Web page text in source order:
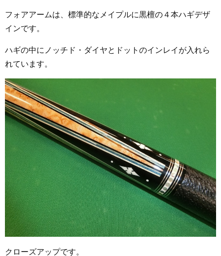
フォアアームは、標準的なメイプルに黒檀の４本ハギデザ
インです。
ハギの中にノッチド・ダイヤとドットのインレイが入れら
れています。
クローズアップです。